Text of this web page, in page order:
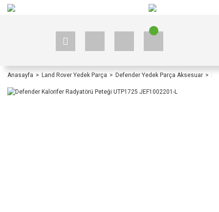
Anasayfa Land Rover Yedek Parça Defender Yedek Parça Aksesuar